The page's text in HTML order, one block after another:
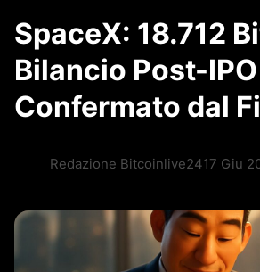
SpaceX: 18.712
Bilancio Post-
Confermato dal
Redazione Bitcoinlive2417 Giu